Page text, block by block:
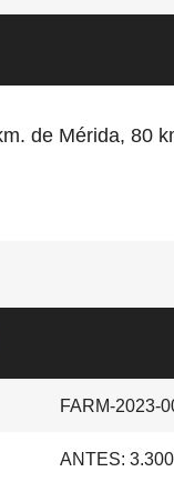
de Mérida, 80
FARM-2023-
ANTES: